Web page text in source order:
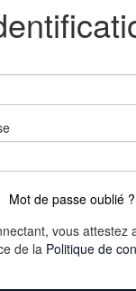
Mot de passe oublié ?
vous attestez
de la Politique de